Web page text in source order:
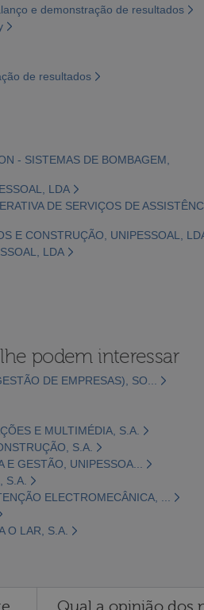
e demonstração de resultados
de resultados
- SISTEMAS DE BOMBAGEM,
LDA
DE SERVIÇOS DE
E CONSTRUÇÃO, UNIPESSOAL,
LDA
podem interessar
DE EMPRESAS), SO...
E MULTIMÉDIA, S.A.
S.A.
E GESTÃO, UNIPESSOA...
S.A.
ELECTROMECÂNICA, ...
O LAR, S.A.
Qual a opinião dos